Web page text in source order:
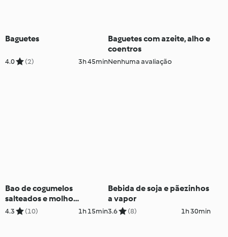
Baguetes
4.0 (2) 3h 45min
Baguetes com azeite, alho e
coentros
Nenhuma avaliação
Bao de cogumelos
salteados e molho
barbecue
4.3 (10) 1h 15min
Bebida de soja e pãezinhos
a vapor
3.6 (8) 1h 30min